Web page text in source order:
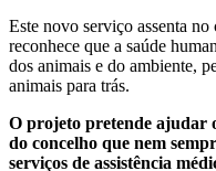
Este novo serviço assenta
reconhece que a saúde
dos animais e do ambiente,
animais para trás.
O projeto pretende ajudar
do concelho que nem
serviços de assistência